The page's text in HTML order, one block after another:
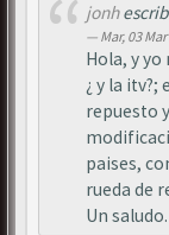
jonh
Mar, 03
Hola, y
¿ y la itv?;
repuesto
paises,
rueda de
Un saludo.